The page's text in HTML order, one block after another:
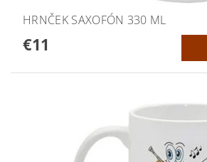
HRNČEK SAXOFÓN 330 ML
€11